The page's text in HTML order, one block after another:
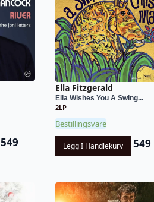
549
Ella Fitzgerald
Ella Wishes You A Swing...
2LP
Bestillingsvare
Legg I Handlekurv 549